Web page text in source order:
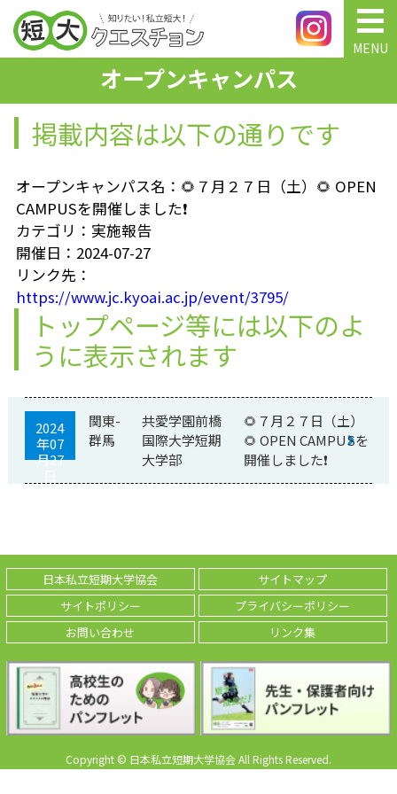
MENU
オープンキャンパス
掲載内容は以下の通りです
オープンキャンパス名：🌻７月２７日（土）🌻 OPEN
CAMPUSを開催しました❗
カテゴリ：実施報告
開催日：2024-07-27
リンク先：
https://www.jc.kyoai.ac.jp/event/3795/
トップページ等には以下のよ
うに表示されます
2024
年07
月27
関東-
群馬
共愛学園前橋
国際大学短期
大学部
🌻７月２７日（土）
🌻 OPEN CAMPUSを
開催しました❗
日本私立短期大学協会
サイトマップ
サイトポリシー
プライバシーポリシー
お問い合わせ
リンク集
Copyright © 日本私立短期大学協会 All Rights Reserved.